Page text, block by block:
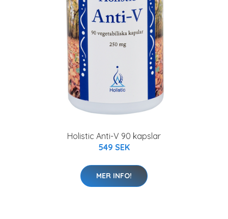
Holistic Anti-V 90 kapslar
549 SEK
MER INFO!